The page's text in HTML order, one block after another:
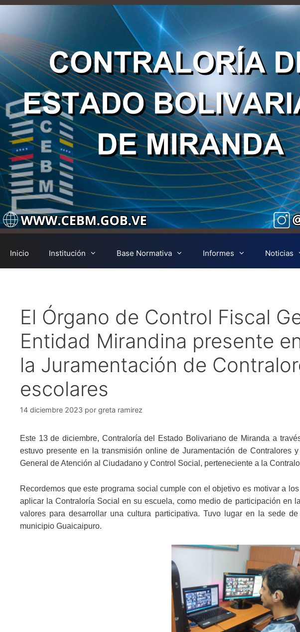
Inicio Institución Base Normativa Informes Noticias
El Órgano de Control Fiscal
Entidad Mirandina presente
la Juramentación de
escolares
14 diciembre 2023 por greta ramirez
Este 13 de diciembre, Contraloría del Estado Bolivariano de Miranda a
estuvo presente en la transmisión online de Juramentación de Contralores
General de Atención al Ciudadano y Control Social, perteneciente a la
Recordemos que este programa social cumple con el objetivo es motivar a
aplicar la Contraloría Social en su escuela, como medio de participación en
valores para desarrollar una cultura participativa. Tuvo lugar en la sede
municipio Guaicaipuro.